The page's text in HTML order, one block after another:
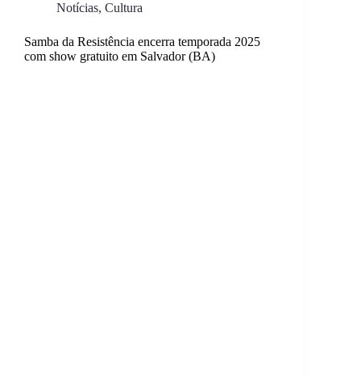
Notícias, Cultura
Samba da Resistência encerra temporada 2025
com show gratuito em Salvador (BA)